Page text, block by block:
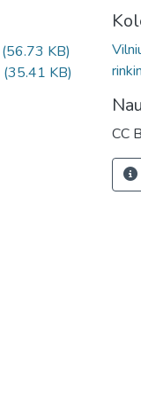
(56.73 KB)
(35.41 KB)
CC